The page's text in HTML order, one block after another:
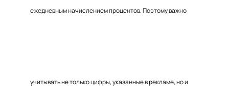
ежедневным начислением процентов. Поэтому важно
учитывать не только цифры, указанные в рекламе, но и